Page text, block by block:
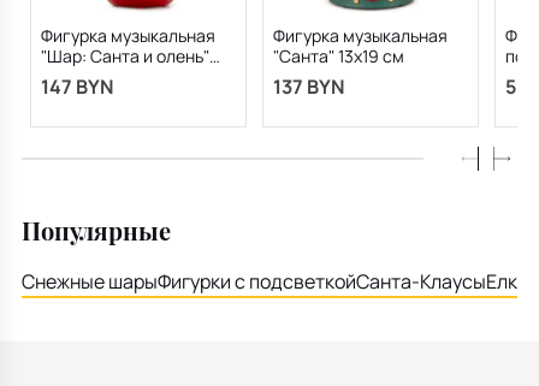
Фигурка музыкальная
"Шар: Санта и олень"
13х16 см
147 BYN
Фигурка музыкальная
"Санта" 13х19 см
137 BYN
Популярные
Снежные шарыФигурки с подсветкойСанта-КлаусыЕлки